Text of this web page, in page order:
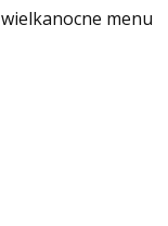
wielkanocne menu